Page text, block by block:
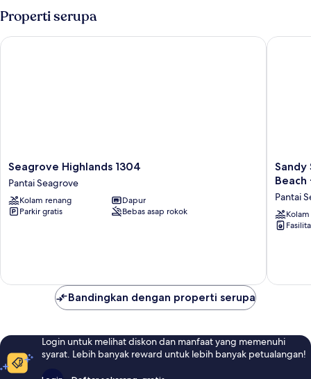
Properti serupa
Seagrove
Highlands
1304
Pantai
Seagrove
Seagrove Highlands 1304
Pantai Seagrove
Kolam renang
Dapur
Parkir gratis
Bebas asap rokok
Seagrove Highlands 1304
Sandy
Smiles
Walk
Sandy
Beach
Pantai
Sandy
Bandingkan dengan properti serupa
Login untuk melihat diskon dan manfaat yang memenuhi
syarat. Lebih banyak reward untuk lebih banyak petualangan!